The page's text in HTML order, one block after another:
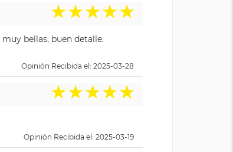
★★★★★
bellas, buen detalle.
Opinión Recibida el: 2025-03-28
★★★★★
Opinión Recibida el: 2025-03-19